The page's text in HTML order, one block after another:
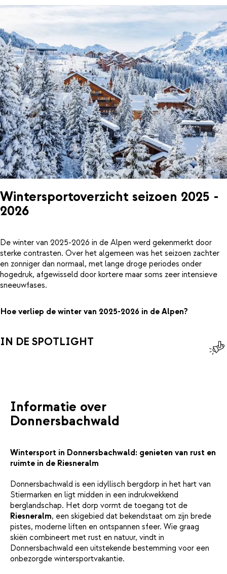
Wintersportoverzicht seizoen 2025 -
2026
De winter van 2025-2026 in de Alpen werd gekenmerkt door
sterke contrasten. Over het algemeen was het seizoen zachter
en zonniger dan normaal, met lange droge periodes onder
hogedruk, afgewisseld door kortere maar soms zeer intensieve
sneeuwfases.
Hoe verliep de winter van 2025-2026 in de Alpen?
IN DE SPOTLIGHT
Informatie over
Donnersbachwald
Wintersport in Donnersbachwald: genieten van rust en
ruimte in de Riesneralm
Donnersbachwald is een idyllisch bergdorp in het hart van
Stiermarken en ligt midden in een indrukwekkend
berglandschap. Het dorp vormt de toegang tot de
Riesneralm, een skigebied dat bekendstaat om zijn brede
pistes, moderne liften en ontspannen sfeer. Wie graag
skiën combineert met rust en natuur, vindt in
Donnersbachwald een uitstekende bestemming voor een
onbezorgde wintersportvakantie.